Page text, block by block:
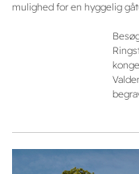
mulighed for en hyggelig